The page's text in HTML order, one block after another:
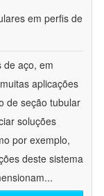
em perfis de
de aço, em
aplicações
de seção tubular
soluções
por exemplo,
deste sistema
...